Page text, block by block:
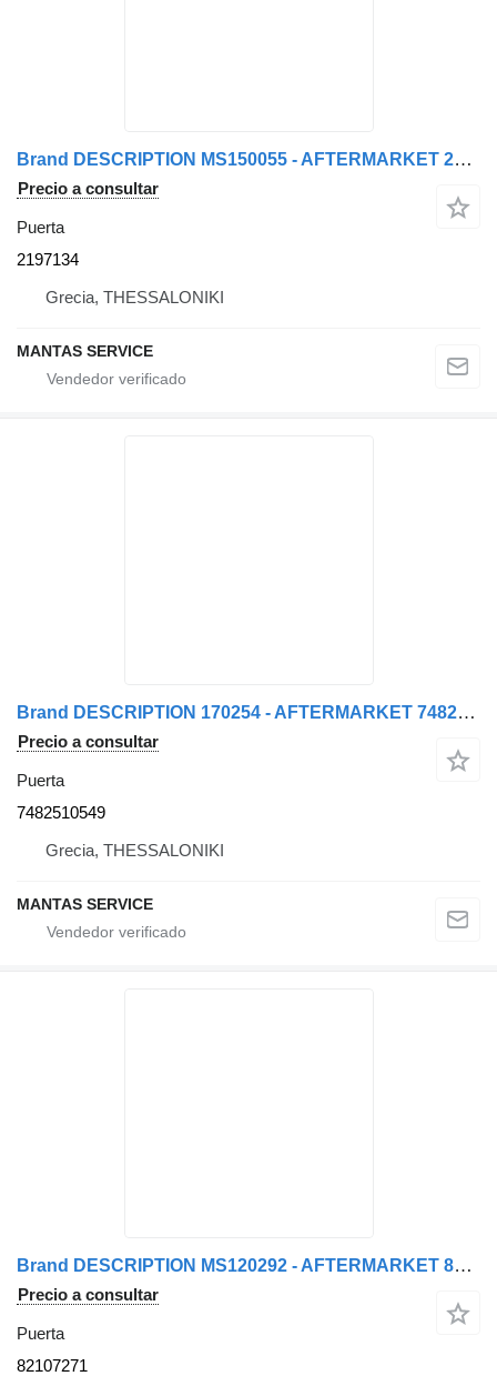
Brand DESCRIPTION MS150055 - AFTERMARKET 2197134 puerta para camión
Precio a consultar
Puerta
2197134
Grecia, THESSALONIKI
MANTAS SERVICE
Brand DESCRIPTION 170254 - AFTERMARKET 7482510549 puerta para camión
Precio a consultar
Puerta
7482510549
Grecia, THESSALONIKI
MANTAS SERVICE
Brand DESCRIPTION MS120292 - AFTERMARKET 82107271 puerta para camión
Precio a consultar
Puerta
82107271